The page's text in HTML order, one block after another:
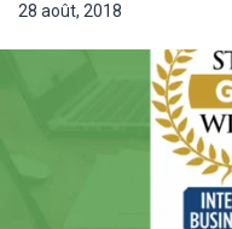
Partenaires
28 août, 2018